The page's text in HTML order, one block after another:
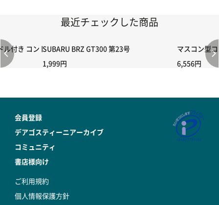
最近チェックした商品
付き コントローラー＆ポイント切り替えスイッチRC-02/C002 /
SUBARU BRZ GT300 第23号
1,999円
マスコン型
6,556円
会員登録
デアゴスティーニアーカイブ
コミュニティ
書店様向け
ご利用規約
個人情報保護方針